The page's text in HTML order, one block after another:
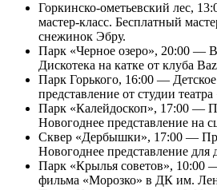
Горкинско-омeтьевский лес,
мастер-класс. Бесплатный
снежинок Эбру.
Парк «Черное озеро», 20:00 —
Дискотека на катке от клуба
Парк Горького, 16:00 —
представление от студии
Парк «Калейдоскоп», 17:00 —
Новогоднее представление на
Сквер «Дербышки», 17:00 —
Новогоднее представление для
Парк «Крылья советов», 10:00
фильма «Морозко» в ДК им.